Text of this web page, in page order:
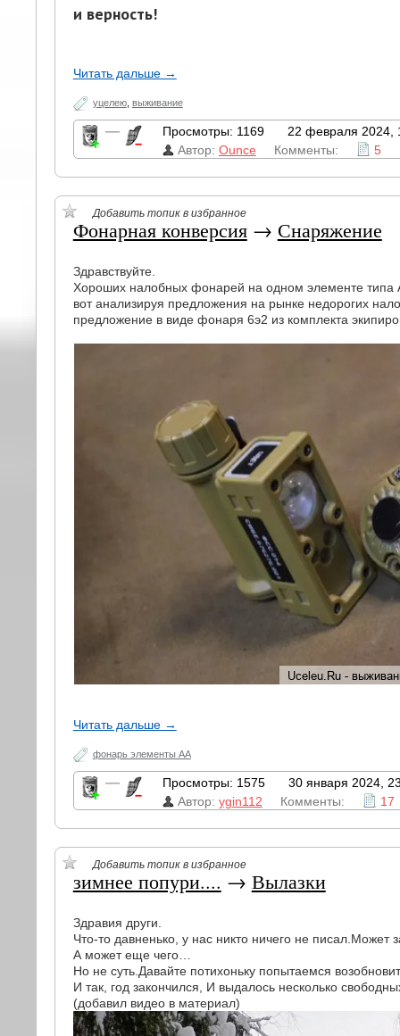
и верность!
Читать дальше →
уцелею, выживание
— Просмотры: 1169
22 февраля 2024,
Автор: Ounce Комменты: 5
Добавить топик в избранное
Фонарная конверсия→ Снаряжение
Здравствуйте.
Хороших налобных фонарей на одном элементе типа
вот анализируя предложения на рынке недорогих
предложение в виде фонаря 6э2 из комплекта
Читать дальше →
фонарь элементы АА
— Просмотры: 1575
30 января 2024,
Автор: ygin112 Комменты: 17
Добавить топик в избранное
зимнее попури.... → Вылазки
Здравия други.
Что-то давненько, у нас никто ничего не писал.Может
А может еще чего…
Но не суть.Давайте потихоньку попытаемся
И так, год закончился, И выдалось несколько
(добавил видео в материал)